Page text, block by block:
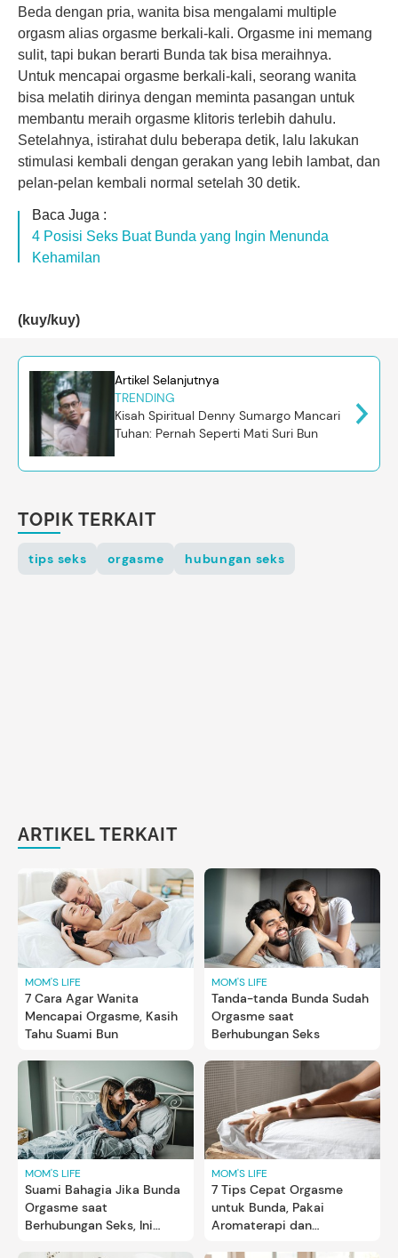
Beda dengan pria, wanita bisa mengalami multiple
orgasm alias orgasme berkali-kali. Orgasme ini memang
sulit, tapi bukan berarti Bunda tak bisa meraihnya.
Untuk mencapai orgasme berkali-kali, seorang wanita
bisa melatih dirinya dengan meminta pasangan untuk
membantu meraih orgasme klitoris terlebih dahulu.
Setelahnya, istirahat dulu beberapa detik, lalu lakukan
stimulasi kembali dengan gerakan yang lebih lambat, dan
pelan-pelan kembali normal setelah 30 detik.
Baca Juga :
4 Posisi Seks Buat Bunda yang Ingin Menunda
Kehamilan
(kuy/kuy)
Artikel Selanjutnya
TRENDING
Kisah Spiritual Denny Sumargo Mancari
Tuhan: Pernah Seperti Mati Suri Bun
TOPIK TERKAIT
tips seks orgasme hubungan seks
ARTIKEL TERKAIT
MOM'S LIFE
7 Cara Agar Wanita
Mencapai Orgasme, Kasih
Tahu Suami Bun
MOM'S LIFE
Tanda-tanda Bunda Sudah
Orgasme saat
Berhubungan Seks
MOM'S LIFE
Suami Bahagia Jika Bunda
Orgasme saat
Berhubungan Seks, Ini
MOM'S LIFE
7 Tips Cepat Orgasme
untuk Bunda, Pakai
Aromaterapi dan